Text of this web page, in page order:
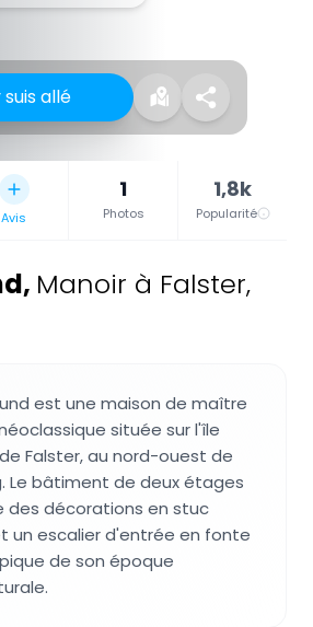
suis allé
Avis
1
Photos
1,8k
Popularité
, Manoir à Falster,
est une maison de maître
située sur l'île
Falster, au nord-ouest de
Le bâtiment de deux étages
des décorations en stuc
un escalier d'entrée en fonte
de son époque